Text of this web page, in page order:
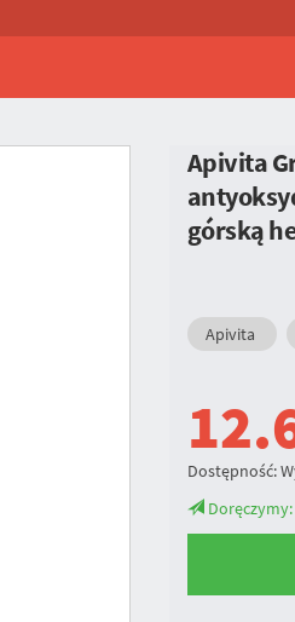
Apivita
górską
Apivita
Dostępność:
Doręczymy: